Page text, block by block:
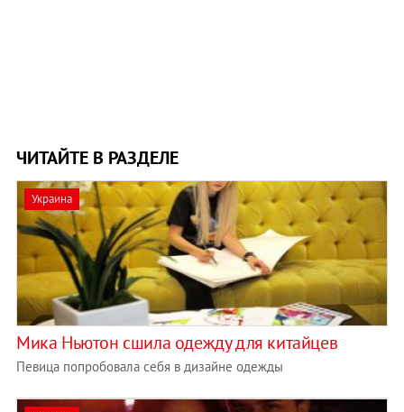
ЧИТАЙТЕ В РАЗДЕЛЕ
Украина
Мика Ньютон сшила одежду для китайцев
Певица попробовала себя в дизайне одежды